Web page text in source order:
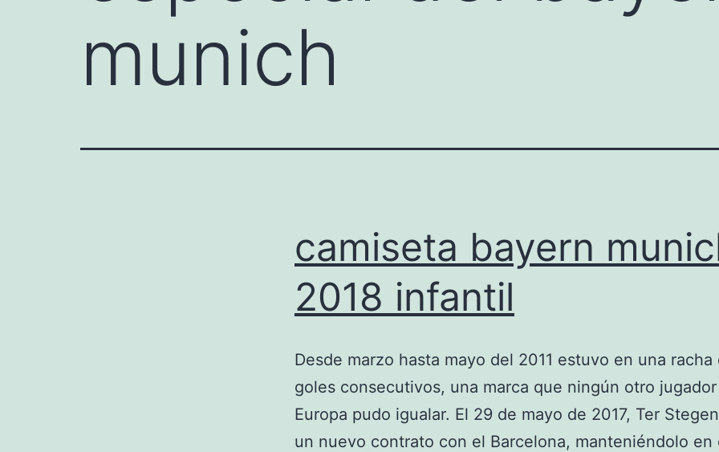
munich
camiseta bayern
2018 infantil
Desde marzo hasta mayo del 2011 estuvo en una
goles consecutivos, una marca que ningún otro
Europa pudo igualar. El 29 de mayo de 2017, Ter
un nuevo contrato con el Barcelona, manteniéndolo en